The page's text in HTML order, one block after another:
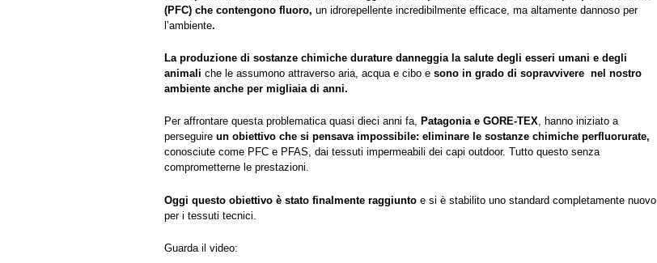
(PFC) che contengono fluoro, un idrorepellente incredibilmente efficace, ma altamente dannoso per
l’ambiente.
La produzione di sostanze chimiche durature danneggia la salute degli esseri umani e degli
animali che le assumono attraverso aria, acqua e cibo e sono in grado di sopravvivere nel nostro
ambiente anche per migliaia di anni.
Per affrontare questa problematica quasi dieci anni fa, Patagonia e GORE-TEX, hanno iniziato a
perseguire un obiettivo che si pensava impossibile: eliminare le sostanze chimiche perfluorurate,
conosciute come PFC e PFAS, dai tessuti impermeabili dei capi outdoor. Tutto questo senza
comprometterne le prestazioni.
Oggi questo obiettivo è stato finalmente raggiunto e si è stabilito uno standard completamente nuovo
per i tessuti tecnici.
Guarda il video: